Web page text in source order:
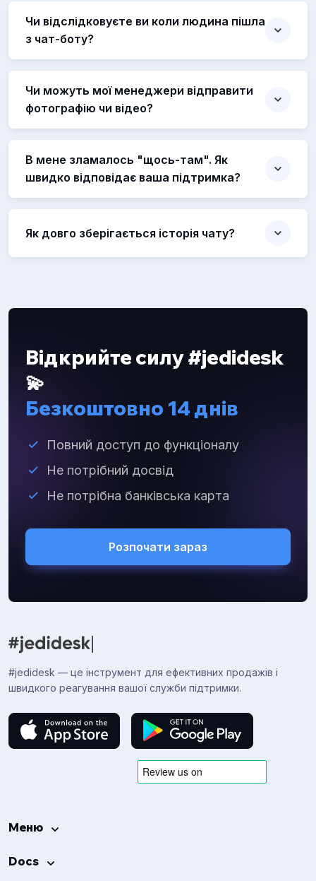
Чи відслідковуєте ви коли людина пішла
з чат-боту?
Чи можуть мої менеджери відправити
фотографію чи відео?
В мене зламалось "щось-там". Як
швидко відповідає ваша підтримка?
Як довго зберігається історія чату?
Відкрийте силу #jedidesk
💫
Безкоштовно 14 днів
Повний доступ до функціоналу
Не потрібний досвід
Не потрібна банківська карта
Розпочати зараз
#jedidesk — це інструмент для ефективних продажів і
швидкого реагування вашої служби підтримки.
Меню
Docs